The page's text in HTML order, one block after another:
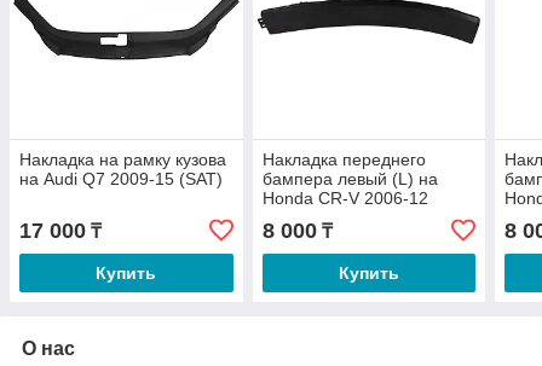
Накладка на рамку кузова
на Audi Q7 2009-15 (SAT)
17 000 ₸
Купить
Накладка переднего
бампера левый (L) на
Honda CR-V 2006-12
8 000₸
Купить
8
О нас